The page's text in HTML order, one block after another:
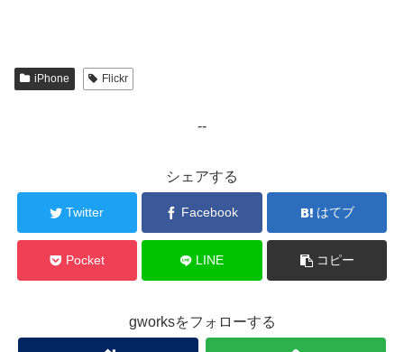
iPhone Flickr
--
シェアする
Twitter Facebook はてブ
Pocket LINE コピー
gworksをフォローする